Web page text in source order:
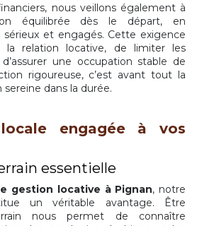
nous veillons également à
équilibrée dès le départ, en
et engagés. Cette exigence
la relation locative, de limiter les
une occupation stable de
rigoureuse, c’est avant tout la
dans la durée.
engagée à vos
essentielle
gestion locative à Pignan, notre
un véritable avantage. Être
nous permet de connaître